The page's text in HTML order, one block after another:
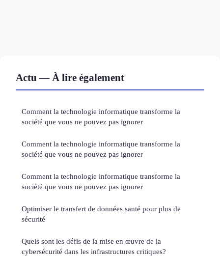
Actu — À lire également
Comment la technologie informatique transforme la
société que vous ne pouvez pas ignorer
Comment la technologie informatique transforme la
société que vous ne pouvez pas ignorer
Comment la technologie informatique transforme la
société que vous ne pouvez pas ignorer
Optimiser le transfert de données santé pour plus de
sécurité
Quels sont les défis de la mise en œuvre de la
cybersécurité dans les infrastructures critiques?